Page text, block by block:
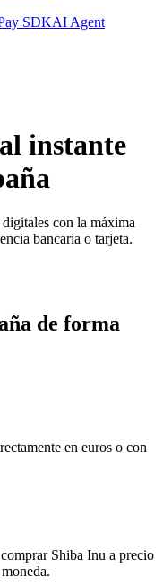
SDKAI Agent
instante
con la máxima
bancaria o tarjeta.
de forma
en euros o con
Shiba Inu a precio